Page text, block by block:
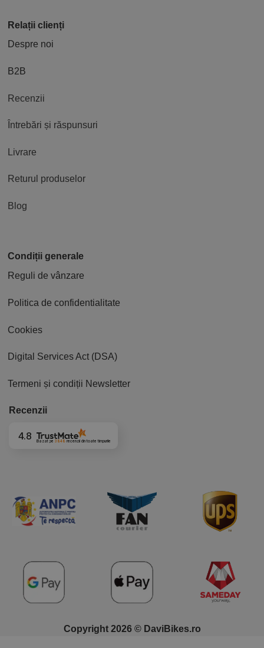
Relații clienți
Despre noi
B2B
Recenzii
Întrebări și răspunsuri
Livrare
Returul produselor
Blog
Condiții generale
Reguli de vânzare
Politica de confidentialitate
Cookies
Digital Services Act (DSA)
Termeni și condiții Newsletter
Recenzii
4.8 Bazat pe 3848 recenziidin toate timpurile
Copyright 2026 © DaviBikes.ro